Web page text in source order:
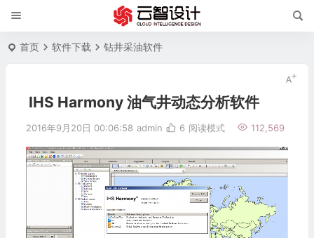
首页 软件下载 钻井采油软件
IHS Harmony 油气井动态分析软件
2016年9月20日 00:06:58 admin 112,569
6 阅读模式